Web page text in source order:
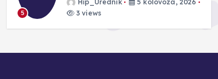
5
Hip_Urednik
5 kolovoza, 2026
3 views